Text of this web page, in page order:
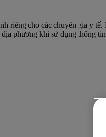
riêng cho các chuyên gia y
phương khi sử dụng thông